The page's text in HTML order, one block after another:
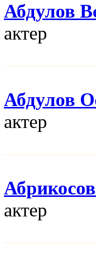
Абдулов
актер
Абдулов
актер
актер